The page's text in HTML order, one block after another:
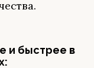
и быстрее в